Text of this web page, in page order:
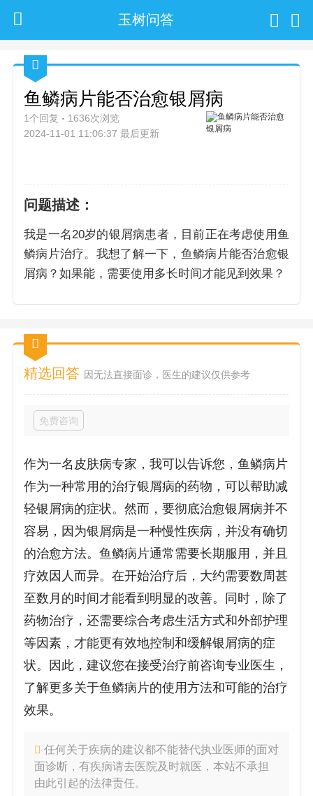
玉树问答
鱼鳞病片能否治愈银屑病
1个回复
1636次浏览
2024-11-01 11:06:37 最后更新
问题描述：
我是一名20岁的银屑病患者，目前正在考虑使用鱼
鳞病片治疗。我想了解一下，鱼鳞病片能否治愈银
屑病？如果能，需要使用多长时间才能见到效果？
精选回答 因无法直接面诊，医生的建议仅供参考
免费咨询
作为一名皮肤病专家，我可以告诉您，鱼鳞病片
作为一种常用的治疗银屑病的药物，可以帮助减
轻银屑病的症状。然而，要彻底治愈银屑病并不
容易，因为银屑病是一种慢性疾病，并没有确切
的治愈方法。鱼鳞病片通常需要长期服用，并且
疗效因人而异。在开始治疗后，大约需要数周甚
至数月的时间才能看到明显的改善。同时，除了
药物治疗，还需要综合考虑生活方式和外部护理
等因素，才能更有效地控制和缓解银屑病的症
状。因此，建议您在接受治疗前咨询专业医生，
了解更多关于鱼鳞病片的使用方法和可能的治疗
效果。
任何关于疾病的建议都不能替代执业医师的面对
面诊断，有疾病请去医院及时就医，本站不承担
由此引起的法律责任。